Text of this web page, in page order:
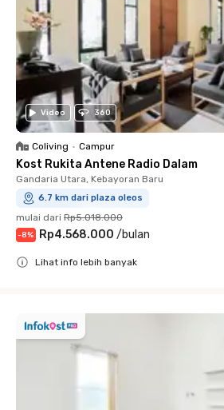
Video 360
Coliving • Campur
Kost Rukita Antene Radio Dalam
Gandaria Utara, Kebayoran Baru
6.7 km dari plaza oleos
mulai dari Rp5.018.000
-8% Rp4.568.000 /bulan
Lihat info lebih banyak